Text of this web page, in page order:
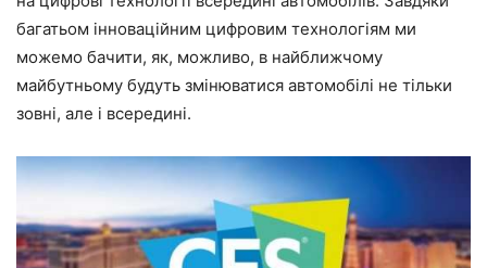
багатьом інноваційним цифровим технологіям ми
можемо бачити, як, можливо, в найближчому
майбутньому будуть змінюватися автомобілі не тільки
зовні, але і всередині.